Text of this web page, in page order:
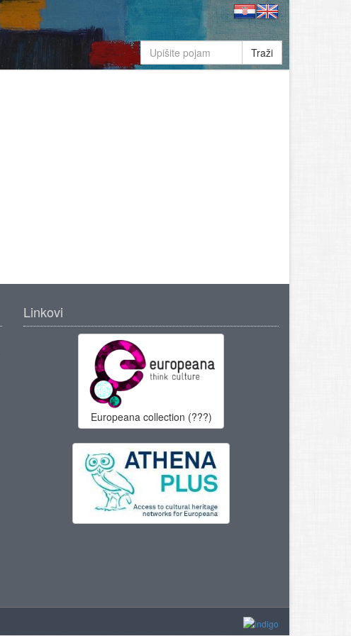
Traži
Linkovi
Europeana collection (???)